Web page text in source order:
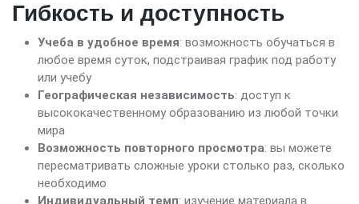
Гибкость и доступность
Учеба в удобное время: возможность обучаться в
любое время суток, подстраивая график под работу
или учебу
Географическая независимость: доступ к
высококачественному образованию из любой точки
мира
Возможность повторного просмотра: вы можете
пересматривать сложные уроки столько раз, сколько
необходимо
Индивидуальный темп: изучение материала в